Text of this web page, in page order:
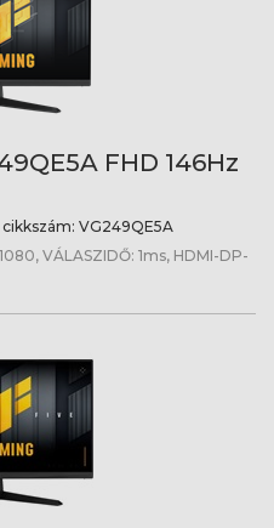
FHD 146Hz
VG249QE5A
VÁLASZIDŐ: 1ms, HDMI-DP-